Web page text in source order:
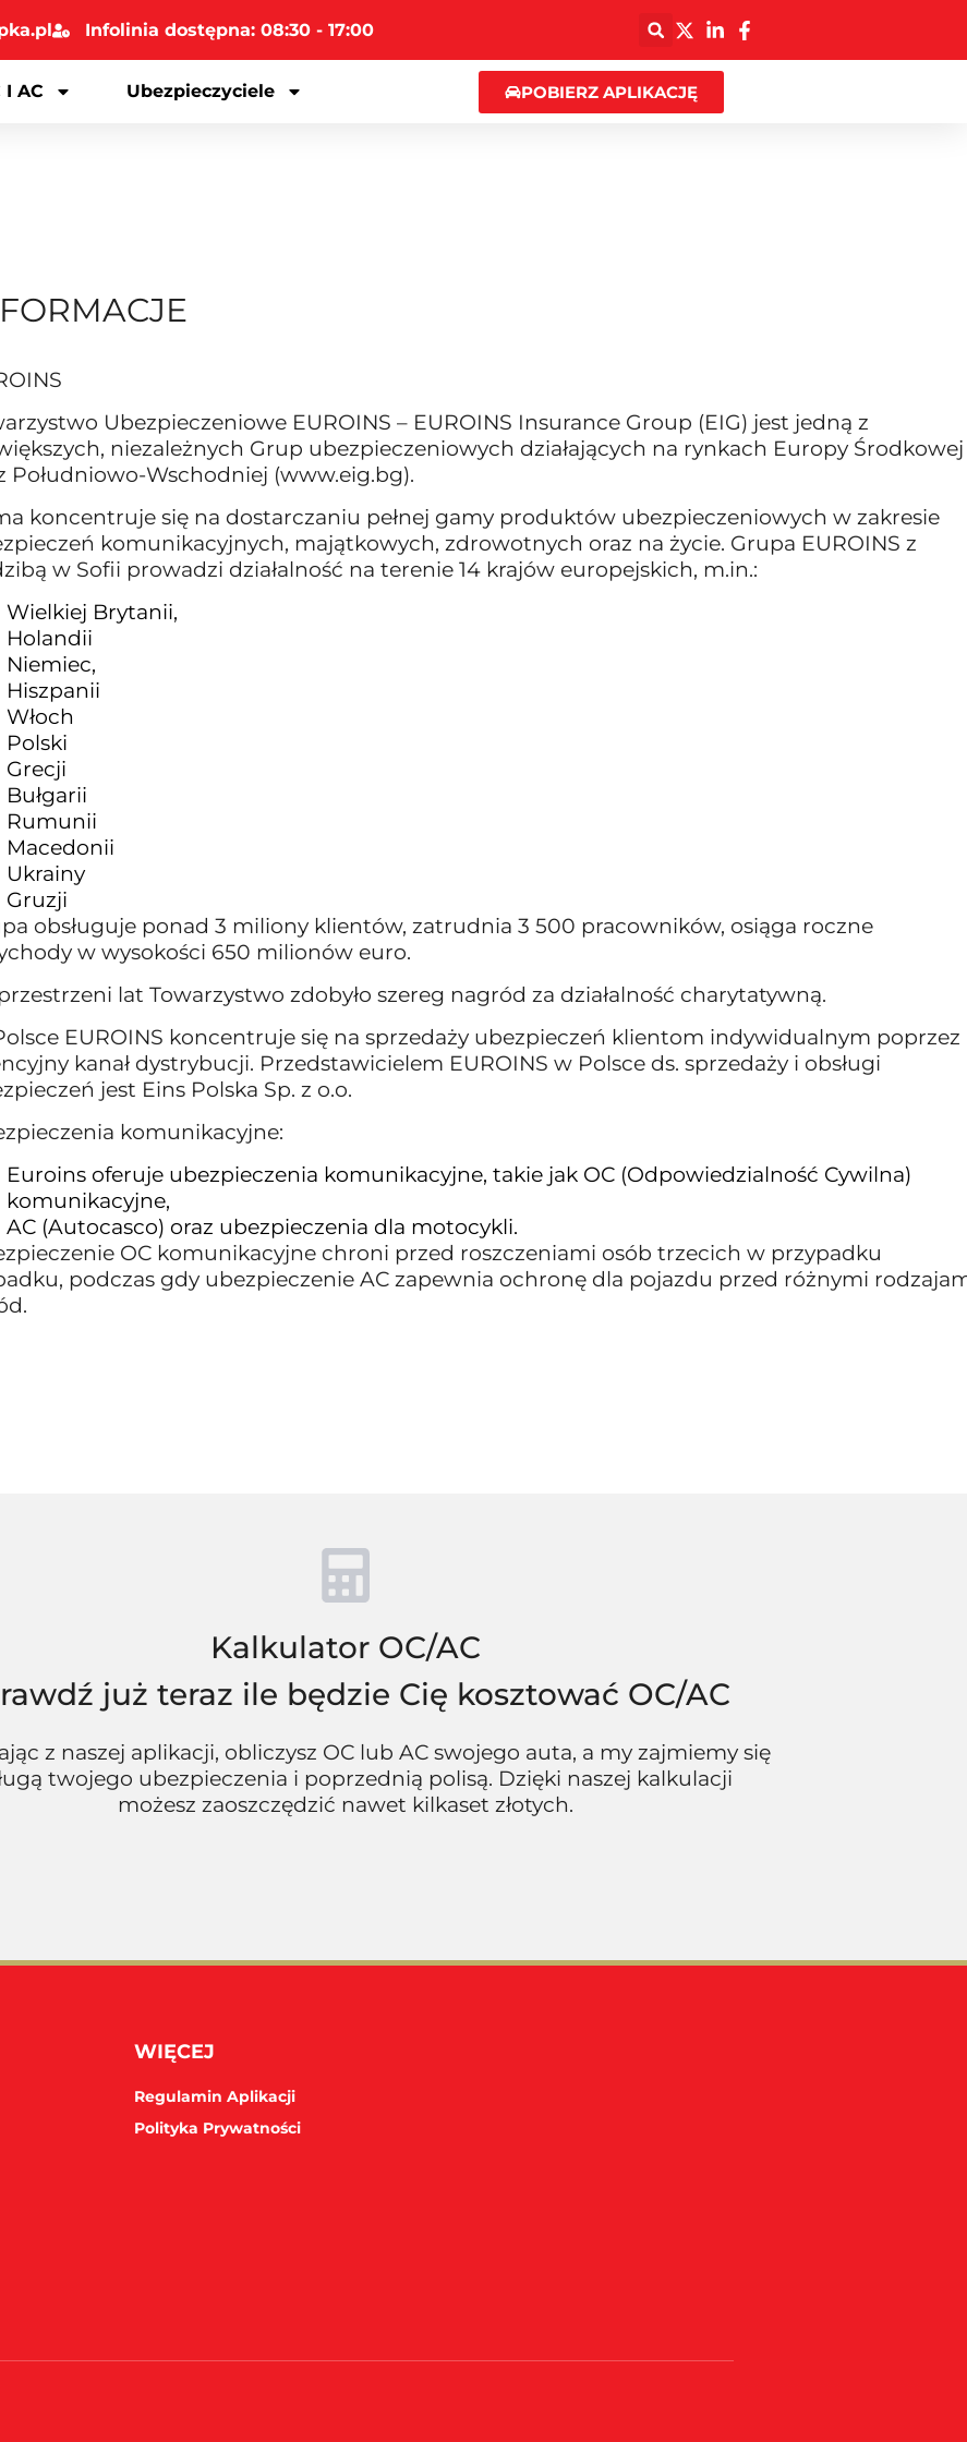
Infolinia dostępna: 08:30 - 17:00
AC Ubezpieczyciele POBIERZ APLIKACJĘ
Ubezpieczeniowe EUROINS – EUROINS Insurance Group (EIG) jest jedną z
niezależnych Grup ubezpieczeniowych działających na rynkach Europy Środkowej
Południowo-Wschodniej (www.eig.bg).
koncentruje się na dostarczaniu pełnej gamy produktów ubezpieczeniowych w zakresie
komunikacyjnych, majątkowych, zdrowotnych oraz na życie. Grupa EUROINS z
w Sofii prowadzi działalność na terenie 14 krajów europejskich, m.in.:
Wielkiej Brytanii,
Holandii
Niemiec,
Hiszpanii
Włoch
Polski
Grecji
Bułgarii
Rumunii
Macedonii
Ukrainy
Gruzji
obsługuje ponad 3 miliony klientów, zatrudnia 3 500 pracowników, osiąga roczne
w wysokości 650 milionów euro.
lat Towarzystwo zdobyło szereg nagród za działalność charytatywną.
EUROINS koncentruje się na sprzedaży ubezpieczeń klientom indywidualnym poprzez
kanał dystrybucji. Przedstawicielem EUROINS w Polsce ds. sprzedaży i obsługi
jest Eins Polska Sp. z o.o.
komunikacyjne:
Euroins oferuje ubezpieczenia komunikacyjne, takie jak OC (Odpowiedzialność Cywilna)
komunikacyjne,
AC (Autocasco) oraz ubezpieczenia dla motocykli.
OC komunikacyjne chroni przed roszczeniami osób trzecich w przypadku
podczas gdy ubezpieczenie AC zapewnia ochronę dla pojazdu przed różnymi
Kalkulator OC/AC
już teraz ile będzie Cię kosztować OC/AC
z naszej aplikacji, obliczysz OC lub AC swojego auta, a my zajmiemy się
twojego ubezpieczenia i poprzednią polisą. Dzięki naszej kalkulacji
możesz zaoszczędzić nawet kilkaset złotych.
WIĘCEJ
Regulamin Aplikacji
Polityka Prywatności